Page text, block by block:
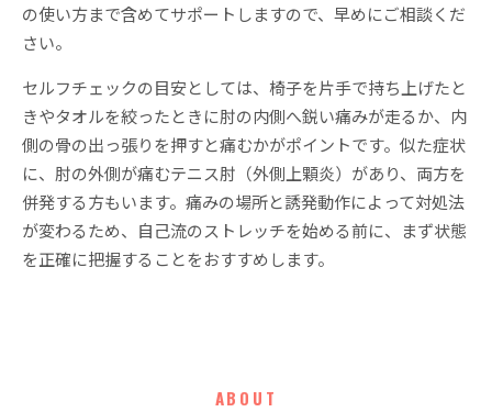
の使い方まで含めてサポートしますので、早めにご相談くだ
さい。
セルフチェックの目安としては、椅子を片手で持ち上げたと
きやタオルを絞ったときに肘の内側へ鋭い痛みが走るか、内
側の骨の出っ張りを押すと痛むかがポイントです。似た症状
に、肘の外側が痛むテニス肘（外側上顆炎）があり、両方を
併発する方もいます。痛みの場所と誘発動作によって対処法
が変わるため、自己流のストレッチを始める前に、まず状態
を正確に把握することをおすすめします。
ABOUT